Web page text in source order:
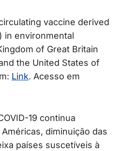
vaccine derived
in environmental
of Great Britain
the United States of
Link. Acesso em
19 continua
diminuição das
países suscetíveis à